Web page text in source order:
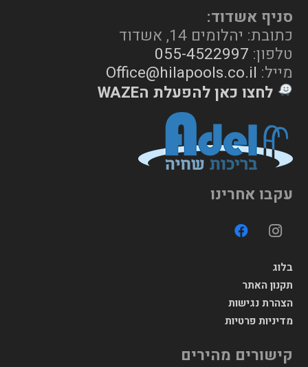
סניף אשדוד:
כתובת: יהלומים 14, אשדוד
טלפון: 055-4522997
מייל: Office@hilapools.co.il
לחצו כאן להפעלת הWAZE
עקבו אחרינו
בלוג
תקנון האתר
הצהרת נגישות
מדיניות פרטיות
קישורים מהירים